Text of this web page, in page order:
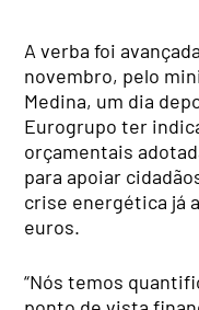
A verba foi
novembro, pelo
Medina, um dia
Eurogrupo ter
orçamentais
para apoiar
crise energética já
euros.
“Nós temos